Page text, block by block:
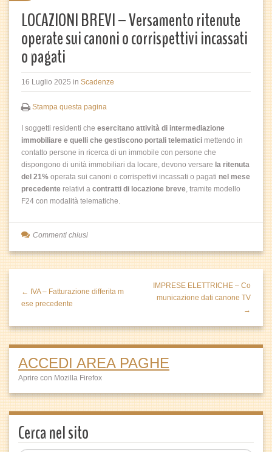
LOCAZIONI BREVI – Versamento ritenute
operate sui canoni o corrispettivi incassati
o pagati
16 Luglio 2025 in Scadenze
Stampa questa pagina
I soggetti residenti che esercitano attività di intermediazione
immobiliare e quelli che gestiscono portali telematici mettendo in
contatto persone in ricerca di un immobile con persone che
dispongono di unità immobiliari da locare, devono versare la ritenuta
del 21% operata sui canoni o corrispettivi incassati o pagati nel mese
precedente relativi a contratti di locazione breve, tramite modello
F24 con modalità telematiche.
Commenti chiusi
← IVA – Fatturazione differita m
ese precedente
IMPRESE ELETTRICHE – Co
municazione dati canone TV
→
ACCEDI AREA PAGHE
Aprire con Mozilla Firefox
Cerca nel sito